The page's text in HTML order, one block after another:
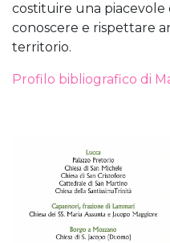
costituire una piacevole
conoscere e rispettare
territorio.
Profilo bibliografico di